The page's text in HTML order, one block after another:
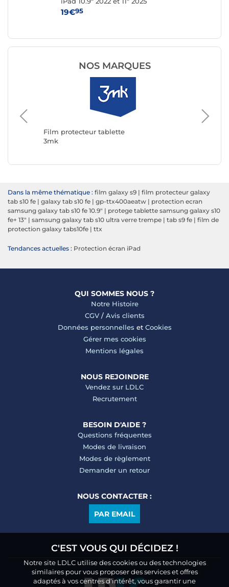
19€95
NOS MARQUES
Film protecteur tablette
3mk
Film
Avizar
Dans la même thématique : film galaxy s9 | film protecteur galaxy
tab s10 fe | galaxy tab s10 fe | gp-ttx400aeatw | protection ecran
samsung galaxy tab s10 fe 10.9" | protege tablette samsung galaxy s10
fe+ 13" | samsung galaxy tab s10 ultra verre trempe | tab s9 fe | film de
protection galaxy tabs10fe | ttx
Tendances actuelles : Protection écran iPad
QUI SOMMES NOUS ?
Notre Histoire
CGV/ Avis clients
Données personnelles et Cookies
Gérer mes cookies
Mentions légales
NOUS REJOINDRE
Vendez sur LDLC
Recrutement
BESOIN D'AIDE ?
Questions fréquentes
Modes de livraison
Modes de règlement
Demander un retour
NOUS CONTACTER :
PAR EMAIL
C'EST VOUS QUI DÉCIDEZ !
Notre site LDLC utilise des cookies ou des technologies
similaires pour vous proposer des services et offres
adaptés à vos centres d’intérêt, vous garantir une